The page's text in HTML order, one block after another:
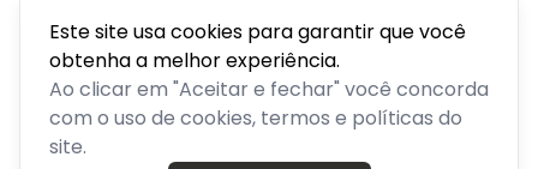
Este site usa cookies para garantir que você
obtenha a melhor experiência.
Ao clicar em "Aceitar e fechar" você concorda
com o uso de cookies, termos e políticas do
site.
Venda de ingressos para eventos em Porto Alegre, Rio
PLATAFORMA POR